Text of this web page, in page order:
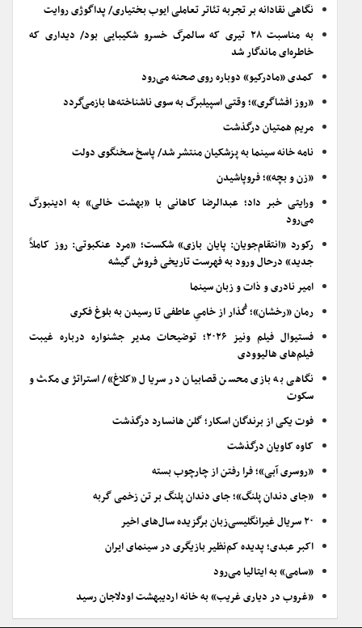
نگاهی نقادانه بر تجربه تئاتر تعاملی ایوب بختیاری/ پداگوژی روایت
به مناسبت ۲۸ تیری که سالمرگ خسرو شکیبایی بود/ دیداری که
خاطره‌ای ماندگار شد
کمدی «مادرکیو» دوباره روی صحنه می‌رود
«روز افشاگری»؛ وقتی اسپیلبرگ به سوی ناشناخته‌ها بازمی‌گردد
مریم همتیان درگذشت
نامه خانه سینما به پزشکیان منتشر شد/ پاسخ سخنگوی دولت
«زن و بچه»؛ فروپاشیدن
ورایتی خبر داد؛ عبدالرضا کاهانی با «بهشت خالی» به ادینبورگ
می‌رود
رکورد «انتقام‌جویان: پایان بازی» شکست؛ «مرد عنکبوتی: روز کاملاً
جدید» درحال ورود به فهرست تاریخی فروش گیشه
امیر نادری و ذات و زبان سینما
رمان «رخشان»؛ گُذار از خامیِ عاطفی تا رسیدن به بلوغ فکری
فستیوال فیلم ونیز ۲۰۲۶؛ توضیحات مدیر جشنواره درباره غیبت
فیلم‌های هالیوودی
نگاهی به بازی محسن قصابیان در سریال «کلاغ»/ استراتژی مکث و
سکوت
فوت یکی از برندگان اسکار؛ گلن هانسارد درگذشت
کاوه کاویان درگذشت
«روسری آبی»؛ فرا رفتن از چارچوب بسته
«جای دندان پلنگ»؛ جای دندان پلنگ بر تن زخمی گربه
۲۰ سریال غیرانگلیسی‌زبان برگزیده سال‌های اخیر
اکبر عبدی؛ پدیده کم‌نظیر بازیگری در سینمای ایران
«سامی» به ایتالیا می‌رود
«غروب در دیاری غریب» به خانه اردیبهشت اودلاجان رسید